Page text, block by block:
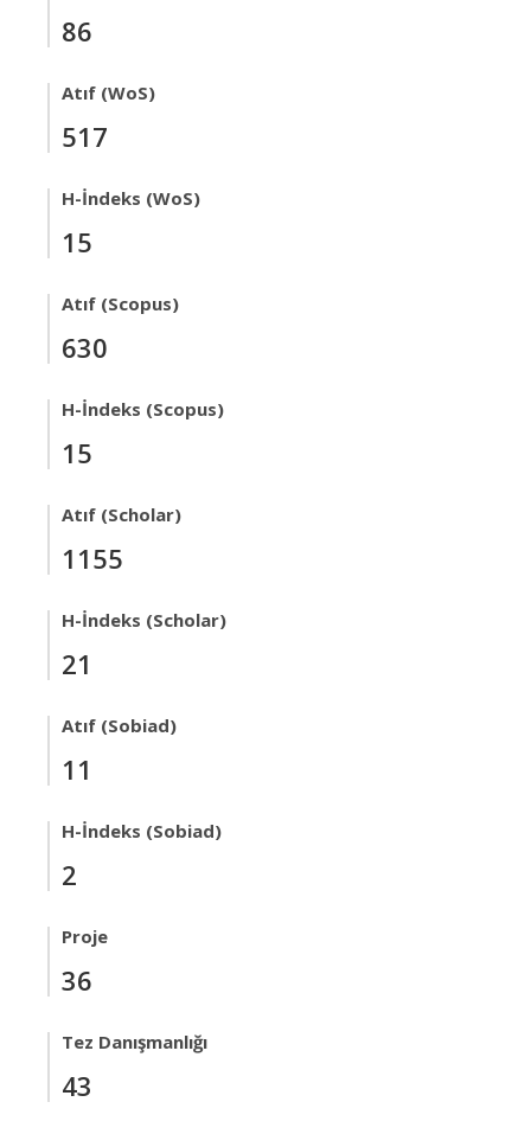
86
Atıf (WoS)
517
H-İndeks (WoS)
15
Atıf (Scopus)
630
H-İndeks (Scopus)
15
Atıf (Scholar)
1155
H-İndeks (Scholar)
21
Atıf (Sobiad)
11
H-İndeks (Sobiad)
2
Proje
36
Tez Danışmanlığı
43